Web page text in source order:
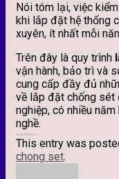
Nói tóm lại, việc
khi lắp đặt hệ thống
xuyên, ít nhất mỗi
Trên đây là quy trình
vận hành, bảo trì và
cung cấp đầy đủ
về lắp đặt chống sét
nghiệp, có nhiều
nghề.
This entry was
chong set.